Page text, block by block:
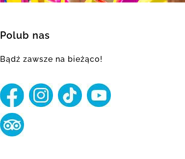
Polub nas
Bądź zawsze na bieżąco!